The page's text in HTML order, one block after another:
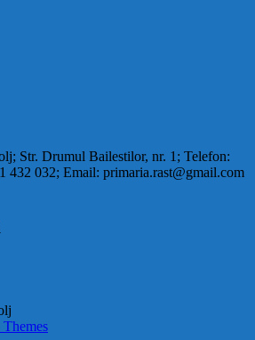
Str. Drumul Bailestilor, nr. 1; Telefon:
432 032; Email: primaria.rast@gmail.com